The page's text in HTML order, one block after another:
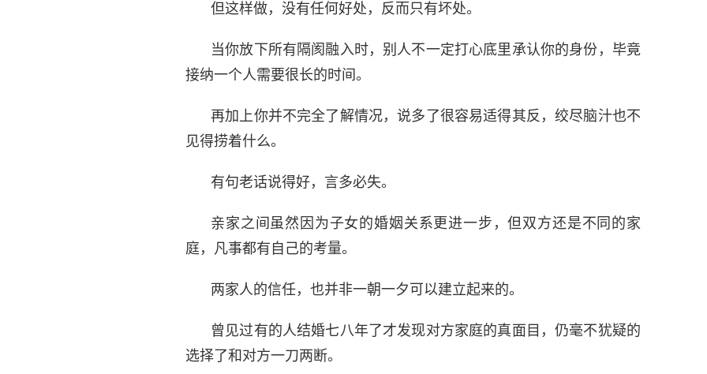
但这样做，没有任何好处，反而只有坏处。
当你放下所有隔阂融入时，别人不一定打心底里承认你的身份，毕竟
接纳一个人需要很长的时间。
再加上你并不完全了解情况，说多了很容易适得其反，绞尽脑汁也不
见得捞着什么。
有句老话说得好，言多必失。
亲家之间虽然因为子女的婚姻关系更进一步，但双方还是不同的家
庭，凡事都有自己的考量。
两家人的信任，也并非一朝一夕可以建立起来的。
曾见过有的人结婚七八年了才发现对方家庭的真面目，仍毫不犹疑的
选择了和对方一刀两断。